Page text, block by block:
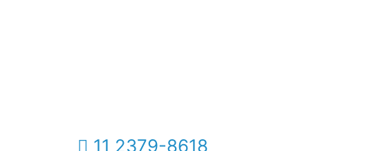
11 2379-8618